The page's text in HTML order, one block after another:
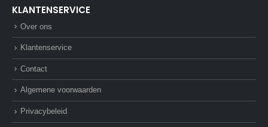
KLANTENSERVICE
Over ons
Klantenservice
Contact
Algemene voorwaarden
Privacybeleid